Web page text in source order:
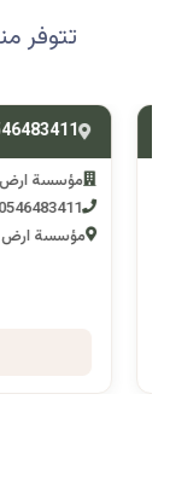
تتوفر
0546483411
مؤسسة ارض
0546483411
مؤسسة ارض